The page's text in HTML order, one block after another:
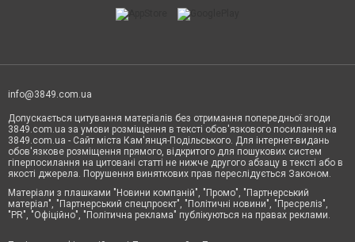
info@3849.com.ua
Допускається цитування матеріалів без отримання попередньої згоди
3849.com.ua за умови розміщення в тексті обов'язкового посилання на
3849.com.ua - Сайт міста Кам'янця-Подільського. Для інтернет-видань
обов'язкове розміщення прямого, відкритого для пошукових систем
гіперпосилання на цитовані статті не нижче другого абзацу в тексті або в
якості джерела. Порушення виняткових прав переслідується Законом.
Матеріали з плашками "Новини компаній", "Промо", "Партнерський
матеріал", "Партнерський спецпроєкт", "Політичні новини", "Пресреліз",
"PR", "Офіційно", "Політична реклама" публікуються на правах реклами.